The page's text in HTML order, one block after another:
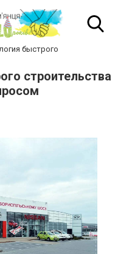
быстрого
строительства